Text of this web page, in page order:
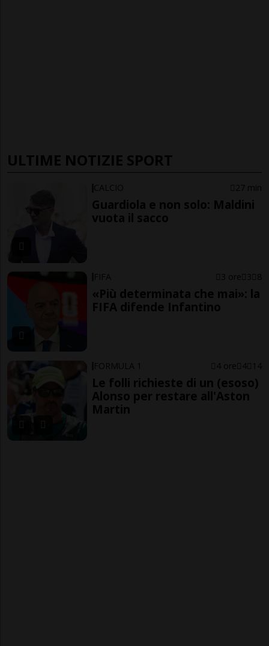
ULTIME NOTIZIE SPORT
CALCIO 27 min
Guardiola e non solo: Maldini
vuota il sacco
FIFA 3 ore 3 8
«Più determinata che mai»: la
FIFA difende Infantino
FORMULA 1 4 ore 4 14
Le folli richieste di un (esoso)
Alonso per restare all'Aston
Martin